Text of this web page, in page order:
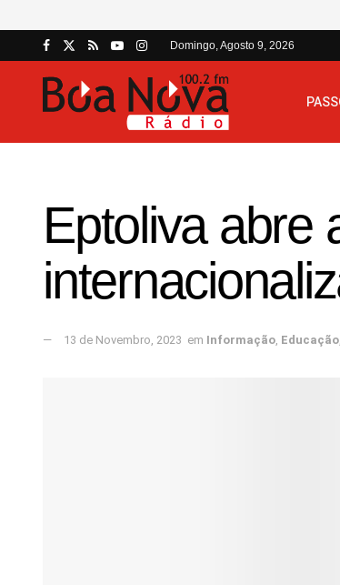
Domingo, Agosto 9, 2026
Eptoliva abre
13 de Novembro, 2023 em Informação, Educação